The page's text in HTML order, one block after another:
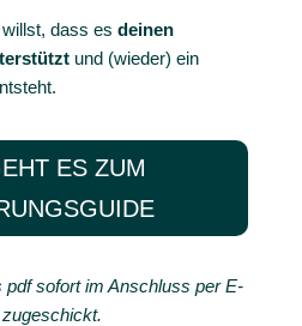
dass es deinen
und (wieder) ein
ES ZUM
sofort im Anschluss per E-